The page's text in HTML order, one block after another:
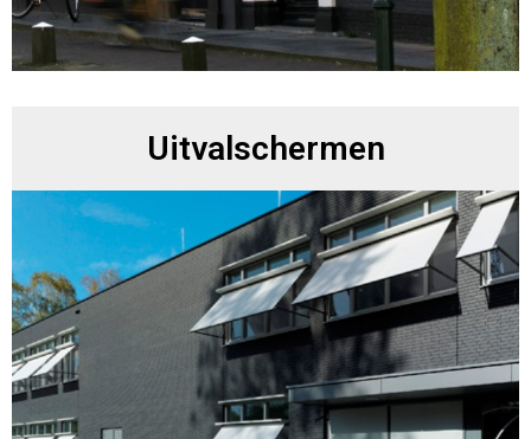
Uitvalschermen